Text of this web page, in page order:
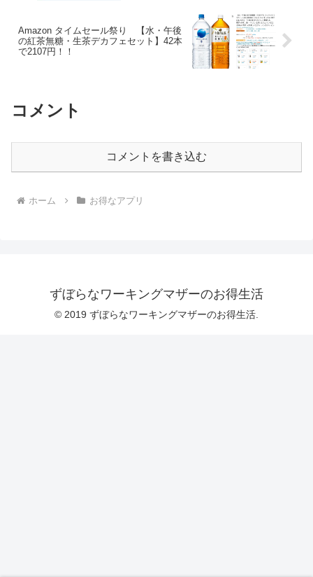
Amazon タイムセール祭り 【水・午後
の紅茶無糖・生茶デカフェセット】42本
で2107円！！
コメント
コメントを書き込む
ホーム お得なアプリ
ずぼらなワーキングマザーのお得生活
© 2019 ずぼらなワーキングマザーのお得生活.